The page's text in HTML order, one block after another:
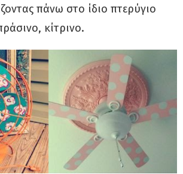
πάνω στο ίδιο πτερύγιο
κίτρινο.